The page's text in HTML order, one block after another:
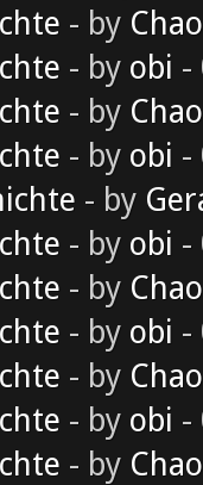
- by
- by obi -
- by
- by obi -
- by
- by obi -
- by
- by obi -
- by
- by obi -
- by